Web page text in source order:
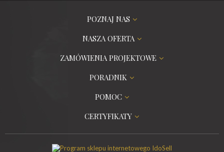
POZNAJ NAS
NASZA OFERTA
ZAMÓWIENIA PROJEKTOWE
PORADNIK
POMOC
CERTYFIKATY